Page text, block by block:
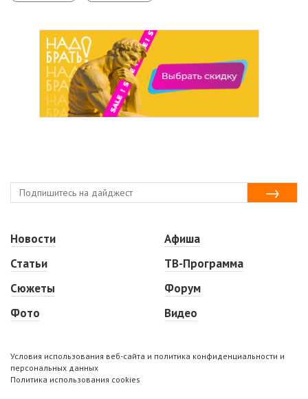
Новости
Статьи
Сюжеты
Фото
Афиша
ТВ-Программа
Форум
Видео
Условия использования веб-сайта и политика конфиденциальности и
персональных данных
Политика использования cookies